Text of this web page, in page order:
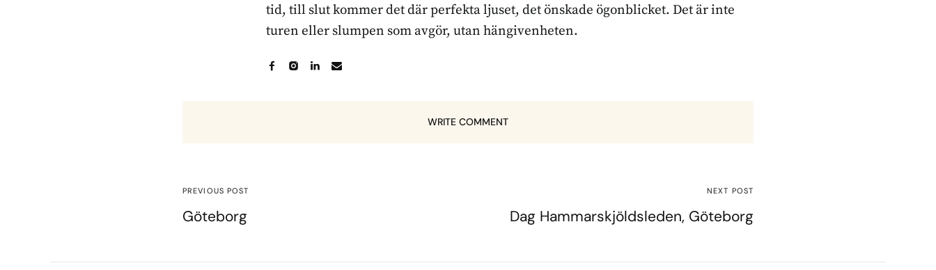
tid, till slut kommer det där perfekta ljuset, det önskade ögonblicket. Det är inte
turen eller slumpen som avgör, utan hängivenheten.
WRITE COMMENT
PREVIOUS POST
Göteborg
NEXT POST
Dag Hammarskjöldsleden, Göteborg